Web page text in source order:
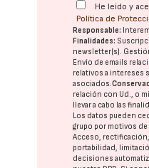
He leído y
Política de
Responsable:
Finalidades:
newsletter(s).
Envío de emails
relativos a intereses
asociados.
relación con Ud., o
llevar a cabo las
Los datos pueden
grupo por motivos
Acceso,
portabilidad,
decisiones